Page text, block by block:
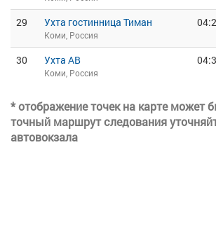
29 Ухта гостинница Тиман
Коми, Россия
30 Ухта АВ
Коми, Россия
* отображение точек на карте может
точный маршрут следования
автовокзала